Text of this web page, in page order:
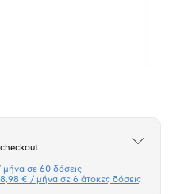
checkout
Άνοιξε
σε 60 δόσεις
€ / μήνα σε 6 άτοκες δόσεις